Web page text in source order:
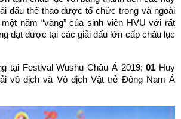
đấu thể thao được tổ chức trong và ngoài
năm “vàng” của sinh viên HVU với rất
đạt được tại các giải đấu lớn cấp châu lục
tại Festival Wushu Châu Á 2019;01 Huy
vô địch và Vô địch Vật trẻ Đông Nam Á